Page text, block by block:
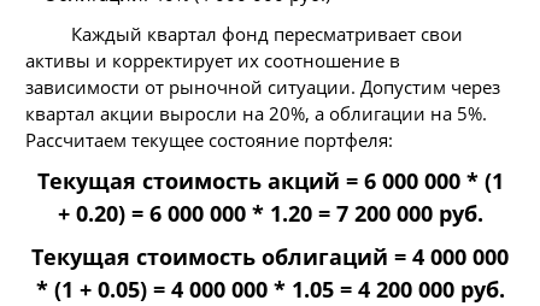
Каждый квартал фонд пересматривает свои
активы и корректирует их соотношение в
зависимости от рыночной ситуации. Допустим через
квартал акции выросли на 20%, а облигации на 5%.
Рассчитаем текущее состояние портфеля:
Текущая стоимость акций = 6 000 000 * (1
+ 0.20) = 6 000 000 * 1.20 = 7 200 000 руб.
Текущая стоимость облигаций = 4 000 000
* (1 + 0.05) = 4 000 000 * 1.05 = 4 200 000 руб.